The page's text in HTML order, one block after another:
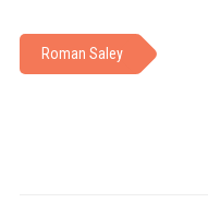
Roman Saley